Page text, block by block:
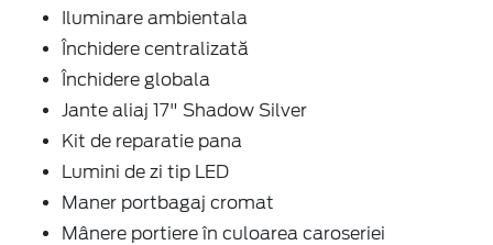
Iluminare ambientala
Închidere centralizată
Închidere globala
Jante aliaj 17" Shadow Silver
Kit de reparatie pana
Lumini de zi tip LED
Maner portbagaj cromat
Mânere portiere în culoarea caroseriei